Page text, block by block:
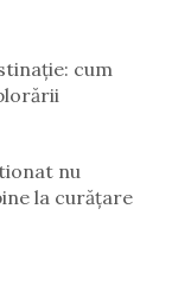
cum
nu
la curățare